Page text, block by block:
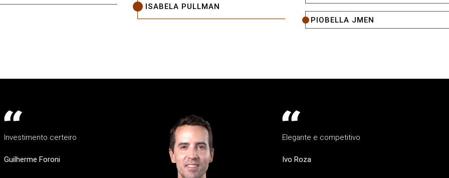
ISABELA PULLMAN
PIOBELLA JMEN
Investimento certeiro
Guilherme Foroni
Elegante e competitivo
Ivo Roza